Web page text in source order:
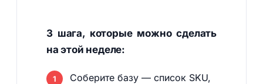
3 шага, которые можно сделать
на этой неделе:
Соберите базу — список SKU,